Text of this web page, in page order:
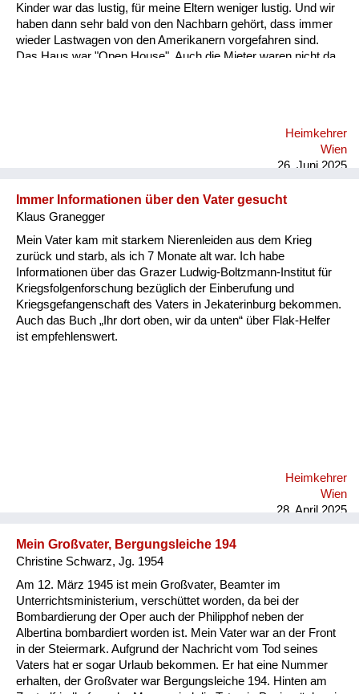
Heimkehrer
Fluchtgeschichten
Wohnen
Kinder war das lustig, für meine Eltern weniger lustig. Und wir
haben dann sehr bald von den Nachbarn gehört, dass immer
wieder Lastwagen von den Amerikanern vorgefahren sind.
Das Haus war "Open House". Auch die Mieter waren nicht da,
seine Möbel. Und meine Mutter. Und das ist das Schöne an
Heimkehrer
Wien
26. Juni 2025
Immer Informationen über den Vater gesucht
Klaus Granegger
Mein Vater kam mit starkem Nierenleiden aus dem Krieg
zurück und starb, als ich 7 Monate alt war. Ich habe
Informationen über das Grazer Ludwig-Boltzmann-Institut für
Kriegsfolgenforschung bezüglich der Einberufung und
Kriegsgefangenschaft des Vaters in Jekaterinburg bekommen.
Auch das Buch „Ihr dort oben, wir da unten“ über Flak-Helfer
ist empfehlenswert.
Heimkehrer
Wien
28. April 2025
Mein Großvater, Bergungsleiche 194
Christine Schwarz, Jg. 1954
Am 12. März 1945 ist mein Großvater, Beamter im
Unterrichtsministerium, verschüttet worden, da bei der
Bombardierung der Oper auch der Philipphof neben der
Albertina bombardiert worden ist. Mein Vater war an der Front
in der Steiermark. Aufgrund der Nachricht vom Tod seines
Vaters hat er sogar Urlaub bekommen. Er hat eine Nummer
erhalten, der Großvater war Bergungsleiche 194. Hinten am